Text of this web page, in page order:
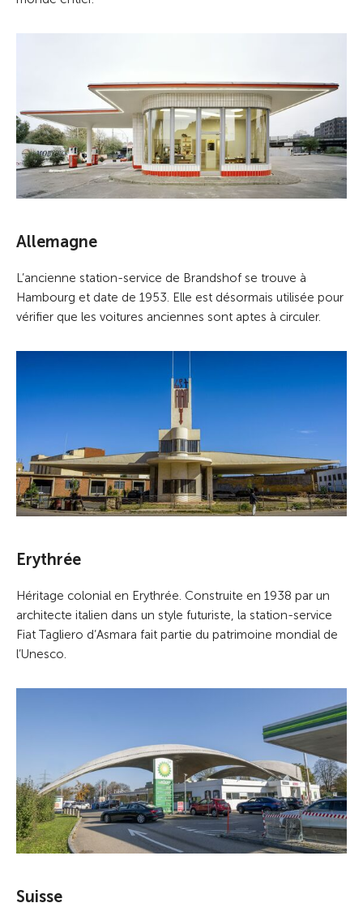
Allemagne
L’ancienne station-service de Brandshof se trouve à
Hambourg et date de 1953. Elle est désormais utilisée pour
vérifier que les voitures anciennes sont aptes à circuler.
Erythrée
Héritage colonial en Erythrée. Construite en 1938 par un
architecte italien dans un style futuriste, la station-service
Fiat Tagliero d’Asmara fait partie du patrimoine mondial de
l’Unesco.
Suisse